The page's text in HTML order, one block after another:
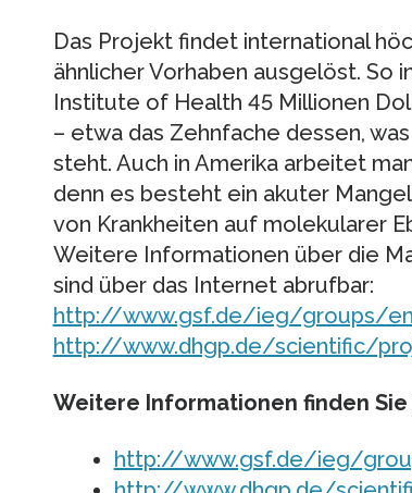
Das Projekt findet international
ähnlicher Vorhaben ausgelöst. So
Institute of Health 45 Millionen
– etwa das Zehnfache dessen,
steht. Auch in Amerika arbeitet
denn es besteht ein akuter
von Krankheiten auf molekularer
Weitere Informationen über die
sind über das Internet abrufbar:
http://www.gsf.de/ieg/groups/
http://www.dhgp.de/scientific/
Weitere Informationen finden Sie
http://www.gsf.de/ieg/